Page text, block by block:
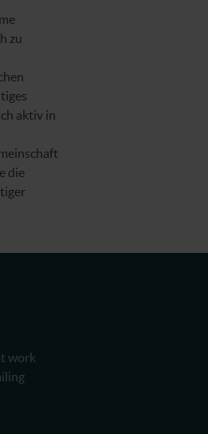
zu
aktiv in
die
work